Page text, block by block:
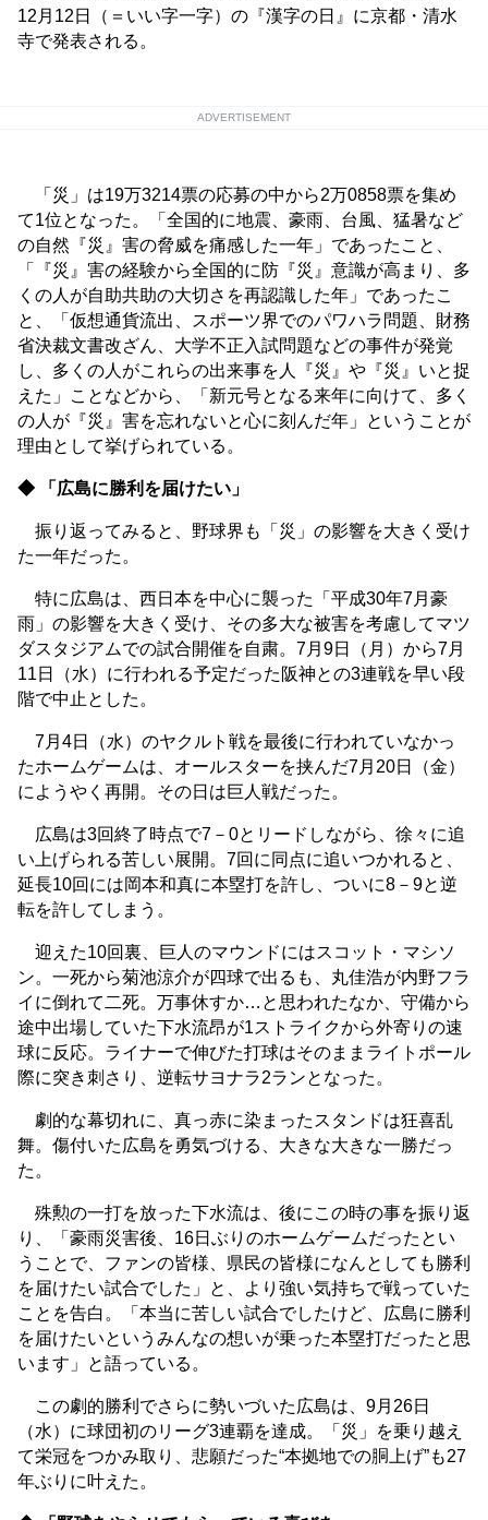
12月12日（＝いい字一字）の『漢字の日』に京都・清水
寺で発表される。
ADVERTISEMENT
「災」は19万3214票の応募の中から2万0858票を集め
て1位となった。「全国的に地震、豪雨、台風、猛暑など
の自然『災』害の脅威を痛感した一年」であったこと、
「『災』害の経験から全国的に防『災』意識が高まり、多
くの人が自助共助の大切さを再認識した年」であったこ
と、「仮想通貨流出、スポーツ界でのパワハラ問題、財務
省決裁文書改ざん、大学不正入試問題などの事件が発覚
し、多くの人がこれらの出来事を人『災』や『災』いと捉
えた」ことなどから、「新元号となる来年に向けて、多く
の人が『災』害を忘れないと心に刻んだ年」ということが
理由として挙げられている。
◆ 「広島に勝利を届けたい」
振り返ってみると、野球界も「災」の影響を大きく受け
た一年だった。
特に広島は、西日本を中心に襲った「平成30年7月豪
雨」の影響を大きく受け、その多大な被害を考慮してマツ
ダスタジアムでの試合開催を自粛。7月9日（月）から7月
11日（水）に行われる予定だった阪神との3連戦を早い段
階で中止とした。
7月4日（水）のヤクルト戦を最後に行われていなかっ
たホームゲームは、オールスターを挟んだ7月20日（金）
にようやく再開。その日は巨人戦だった。
広島は3回終了時点で7－0とリードしながら、徐々に追
い上げられる苦しい展開。7回に同点に追いつかれると、
延長10回には岡本和真に本塁打を許し、ついに8－9と逆
転を許してしまう。
迎えた10回裏、巨人のマウンドにはスコット・マシソ
ン。一死から菊池涼介が四球で出るも、丸佳浩が内野フラ
イに倒れて二死。万事休すか…と思われたなか、守備から
途中出場していた下水流昂が1ストライクから外寄りの速
球に反応。ライナーで伸びた打球はそのままライトポール
際に突き刺さり、逆転サヨナラ2ランとなった。
劇的な幕切れに、真っ赤に染まったスタンドは狂喜乱
舞。傷付いた広島を勇気づける、大きな大きな一勝だっ
た。
殊勲の一打を放った下水流は、後にこの時の事を振り返
り、「豪雨災害後、16日ぶりのホームゲームだったとい
うことで、ファンの皆様、県民の皆様になんとしても勝利
を届けたい試合でした」と、より強い気持ちで戦っていた
ことを告白。「本当に苦しい試合でしたけど、広島に勝利
を届けたいというみんなの想いが乗った本塁打だったと思
います」と語っている。
この劇的勝利でさらに勢いづいた広島は、9月26日
（水）に球団初のリーグ3連覇を達成。「災」を乗り越え
て栄冠をつかみ取り、悲願だった“本拠地での胴上げ”も27
年ぶりに叶えた。